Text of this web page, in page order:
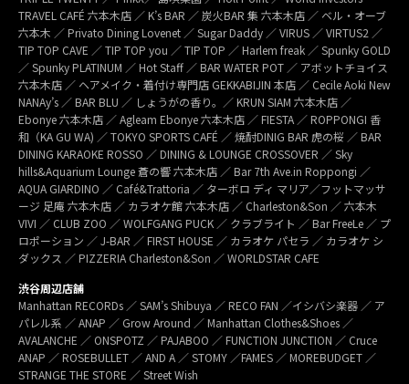
TRAVEL CAFÉ 六本木店 ／ K’s BAR ／ 炭火BAR 集 六本木店 ／ ベル・オーブ
六本木 ／ Privato Dining Lovenet ／ Sugar Daddy ／ VIRUS ／ VIRTUS2 ／
TIP TOP CAVE ／ TIP TOP you ／ TIP TOP ／ Harlem freak ／ Spunky GOLD
／ Spunky PLATINUM ／ Hot Staff ／ BAR WATER POT ／ アボットチョイス
六本木店 ／ ヘアメイク・着付け専門店 GEKKABIJIN 本店 ／ Cecile Aoki New
NANAy’s ／ BAR BLU ／ しょうがの香り。／ KRUN SIAM 六本木店 ／
Ebonye 六本木店 ／ Agleam Ebonye 六本木店 ／ FIESTA ／ ROPPONGI 香
和（KA GU WA) ／ TOKYO SPORTS CAFÉ ／ 焼酎DINIG BAR 虎の桜 ／ BAR
DINING KARAOKE ROSSO ／ DINING & LOUNGE CROSSOVER ／ Sky
hills&Aquarium Lounge 蒼の響 六本木店 ／ Bar 7th Ave.in Roppongi ／
AQUA GIARDINO ／ Café&Trattoria ／ ターボロ ディ マリア／フットマッサ
ージ 足庵 六本木店 ／ カラオケ館 六本木店 ／ Charleston&Son ／ 六本木
VIVI ／ CLUB ZOO ／ WOLFGANG PUCK ／ クラブライト ／ Bar FreeLe ／ プ
ロポーション ／ J-BAR ／ FIRST HOUSE ／ カラオケ パセラ ／ カラオケ シ
ダックス ／ PIZZERIA Charleston&Son ／ WORLDSTAR CAFE
渋谷周辺店舗
Manhattan RECORDs ／ SAM’s Shibuya ／ RECO FAN ／イシバシ楽器 ／ ア
パレル系 ／ ANAP ／ Grow Around ／ Manhattan Clothes&Shoes ／
AVALANCHE ／ ONSPOTZ ／ PAJABOO ／ FUNCTION JUNCTION ／ Cruce
ANAP ／ ROSEBULLET ／ AND A ／ STOMY ／FAMES ／ MOREBUDGET ／
STRANGE THE STORE ／ Street Wish